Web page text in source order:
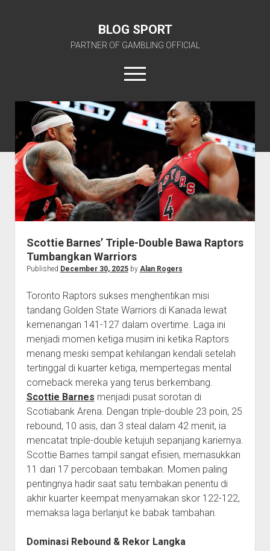
BLOG SPORT
PARTNER OF GAMBLING OFFICIAL
open
menu
BLOG SPORT OFFICIAL
Scottie Barnes’ Triple-Double Bawa Raptors
Tumbangkan Warriors
Published December 30, 2025by Alan Rogers
Toronto Raptors sukses menghentikan misi
tandang Golden State Warriors di Kanada lewat
kemenangan 141-127 dalam overtime. Laga ini
menjadi momen ketiga musim ini ketika Raptors
menang meski sempat kehilangan kendali setelah
tertinggal di kuarter ketiga, mempertegas mental
comeback mereka yang terus berkembang.
Scottie Barnes menjadi pusat sorotan di
Scotiabank Arena. Dengan triple-double 23 poin, 25
rebound, 10 asis, dan 3 steal dalam 42 menit, ia
mencatat triple-double ketujuh sepanjang kariernya.
Scottie Barnes tampil sangat efisien, memasukkan
11 dari 17 percobaan tembakan. Momen paling
pentingnya hadir saat satu tembakan penentu di
akhir kuarter keempat menyamakan skor 122-122,
memaksa laga berlanjut ke babak tambahan.
Dominasi Rebound & Rekor Langka